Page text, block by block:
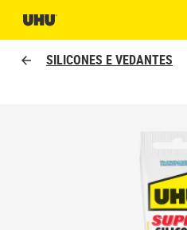
SILICONES E VEDANTES